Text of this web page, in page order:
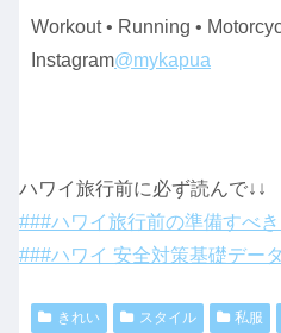
Workout • Running •
Instagram@mykapua
ハワイ旅行前に必ず読んで↓↓
###ハワイ旅行前の準備すべ
###ハワイ 安全対策基礎デー
きれい スタイル 私服